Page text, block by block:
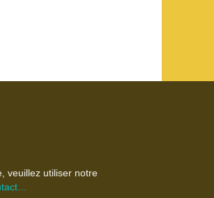
veuillez utiliser notre